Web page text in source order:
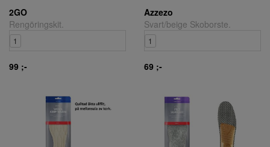
2GO
Rengöringskit.
1
99 ;-
Azzezo
Svart/beige Skoborste.
1
69 ;-